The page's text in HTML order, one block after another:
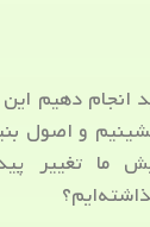
انجام دهیم
و اصول
ما تغییر